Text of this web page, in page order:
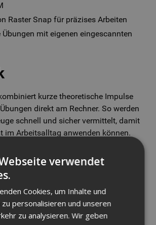
Raster Snap für präzises Arbeiten
Übungen mit eigenen eingescannten
kurze theoretische Impulse
direkt am Rechner. So werden
schnell und sicher vermittelt, damit
im Arbeitsalltag anwenden können.
als Teilnehmer
durch bessere Werkzeuge für
verwendet
Cookies, um Inhalte und
zu personalisieren und unseren
zu analysieren. Wir geben